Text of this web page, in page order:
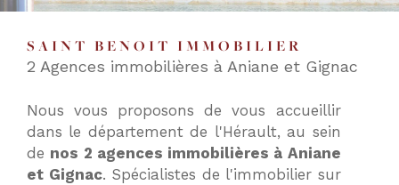
SAINT BENOIT IMMOBILIER
2 Agences immobilières à Aniane et Gignac
Nous vous proposons de vous accueillir
dans le département de l'Hérault, au sein
de nos 2 agences immobilières à Aniane
et Gignac. Spécialistes de l'immobilier sur
bien
qui
à
vos
critères